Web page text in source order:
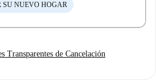
SU NUEVO HOGAR
Transparentes de Cancelación